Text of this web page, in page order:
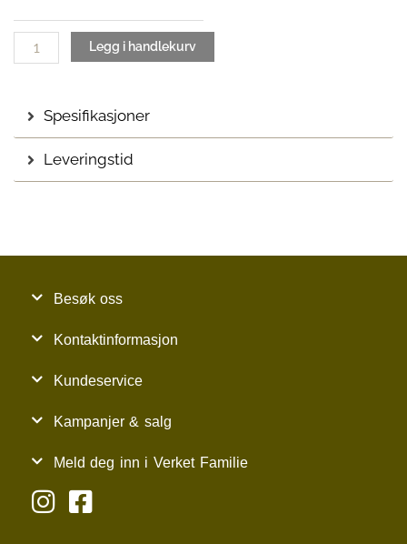
Legg i handlekurv
Spesifikasjoner
Leveringstid
Besøk oss
Kontaktinformasjon
Kundeservice
Kampanjer & salg
Meld deg inn i Verket Familie